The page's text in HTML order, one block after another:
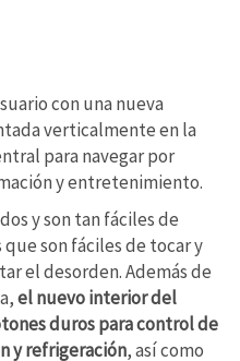
con una nueva
verticalmente en la
para navegar por
y entretenimiento.
y son tan fáciles de
que son fáciles de tocar y
el desorden. Además de
el nuevo interior del
duros para control de
y refrigeración, así como